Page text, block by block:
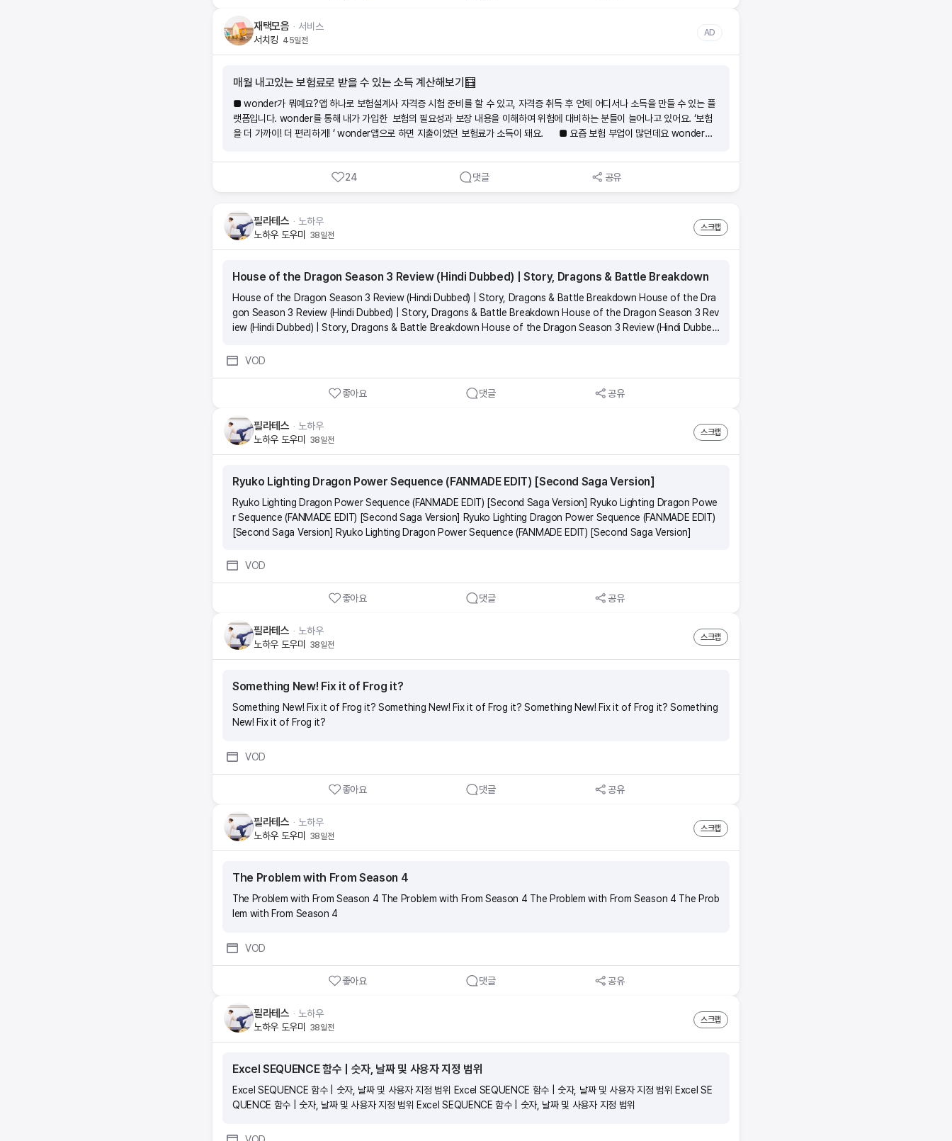
재택모음 ᆞ 서비스
서치킹 45일전
AD
매월 내고있는 보험료로 받을 수 있는 소득 계산해보기🧮
■ wonder가 뭐예요?앱 하나로 보험설계사 자격증 시험 준비를 할 수 있고, 자격증 취득 후 언제 어디서나 소득을 만들 수 있는 플
랫폼입니다. wonder를 통해 내가 가입한 보험의 필요성과 보장 내용을 이해하여 위험에 대비하는 분들이 늘어나고 있어요. ‘보험
을 더 가까이! 더 편리하게! ‘ wonder앱으로 하면 지출이었던 보험료가 소득이 돼요. ■ 요즘 보험 부업이 많던데요 wonder의
요. 시험 응시료, 온라인 교육비는 회사가 부담해요.(3)자격증을 취득하면 출근 없이 앱 하나로 소득을 만들 수 있어요.(4)시작부터
함께하는 전문 매니저가 전 과정을 도와드려요.(5)나도 모르게 보험전문지식이 향상되어 있어요. ■ 절차가 궁금해요 ■ 소득이 얼
마나 생길까요?내가 가입한 보험의 월 보험료의 13배의 수수료와 축하금 최대 60만원을 받을 수 있어요 [예시] 보험료 10만원 ■
에서 ‘틀린 것’은? 으로 외웠는데, 실제 시험에서는 ‘맞는 것을 고르시오’가 나오게 될 수 있으니 암기할 때 주의가 필요해요! √ 모의
고사 점수를 70점 이상 목표로 반복적으로 풀면서 점차 점수를 높여보세요! ■ 시험신청 및 시험공부 꿀팁!1. wonder 앱에서 회원
가입 후 ‘도전’탭에서 원하는 시험 일정에 맞춰 시험신청을 해보세요. 2. 시험일 2~3주 전부터 동영상강의,모의고사, 요약정리를 반
전에는 실제 시험처럼 PDF파일을 출력하여 모의고사를 풀어보는 것도 좋아요! 시험안내 문자도 꼼꼼하게 읽어 보시고 준비물 챙겨
주세요. 2과목 모두 60점 이상 시 합격입니다!
24 댓글 공유
필라테스 ᆞ 노하우
노하우 도우미 38일전
스크랩
House of the Dragon Season 3 Review (Hindi Dubbed) | Story, Dragons & Battle Breakdown
House of the Dragon Season 3 Review (Hindi Dubbed) | Story, Dragons & Battle Breakdown House of the Dra
gon Season 3 Review (Hindi Dubbed) | Story, Dragons & Battle Breakdown House of the Dragon Season 3 Rev
iew (Hindi Dubbed) | Story, Dragons & Battle Breakdown House of the Dragon Season 3 Review (Hindi Dubbe
VOD
좋아요 댓글 공유
필라테스 ᆞ 노하우
노하우 도우미 38일전
스크랩
Ryuko Lighting Dragon Power Sequence (FANMADE EDIT) [Second Saga Version]
Ryuko Lighting Dragon Power Sequence (FANMADE EDIT) [Second Saga Version] Ryuko Lighting Dragon Powe
r Sequence (FANMADE EDIT) [Second Saga Version] Ryuko Lighting Dragon Power Sequence (FANMADE EDIT)
[Second Saga Version] Ryuko Lighting Dragon Power Sequence (FANMADE EDIT) [Second Saga Version]
VOD
좋아요 댓글 공유
필라테스 ᆞ 노하우
노하우 도우미 38일전
스크랩
Something New! Fix it of Frog it?
Something New! Fix it of Frog it? Something New! Fix it of Frog it? Something New! Fix it of Frog it? Something
New! Fix it of Frog it?
VOD
좋아요 댓글 공유
필라테스 ᆞ 노하우
노하우 도우미 38일전
스크랩
The Problem with From Season 4
The Problem with From Season 4 The Problem with From Season 4 The Problem with From Season 4 The Prob
lem with From Season 4
VOD
좋아요 댓글 공유
필라테스 ᆞ 노하우
노하우 도우미 38일전
스크랩
Excel SEQUENCE 함수 | 숫자, 날짜 및 사용자 지정 범위
Excel SEQUENCE 함수 | 숫자, 날짜 및 사용자 지정 범위 Excel SEQUENCE 함수 | 숫자, 날짜 및 사용자 지정 범위 Excel SE
QUENCE 함수 | 숫자, 날짜 및 사용자 지정 범위 Excel SEQUENCE 함수 | 숫자, 날짜 및 사용자 지정 범위